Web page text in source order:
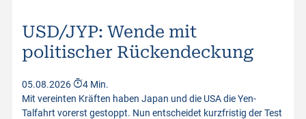
USD/JYP: Wende mit
politischer Rückendeckung
05.08.2026
4 Min.
Mit vereinten Kräften haben Japan und die USA die Yen-
Talfahrt vorerst gestoppt. Nun entscheidet kurzfristig der Test